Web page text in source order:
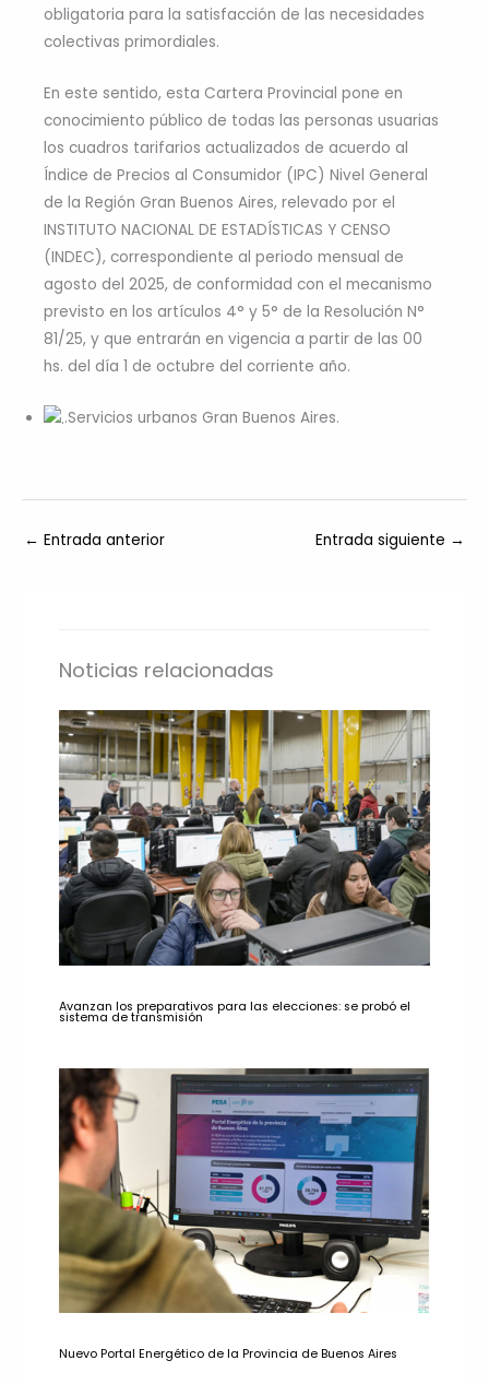
obligatoria para la satisfacción de las necesidades
colectivas primordiales.
En este sentido, esta Cartera Provincial pone en
conocimiento público de todas las personas usuarias
los cuadros tarifarios actualizados de acuerdo al
Índice de Precios al Consumidor (IPC) Nivel General
de la Región Gran Buenos Aires, relevado por el
INSTITUTO NACIONAL DE ESTADÍSTICAS Y CENSO
(INDEC), correspondiente al periodo mensual de
agosto del 2025, de conformidad con el mecanismo
previsto en los artículos 4° y 5° de la Resolución N°
81/25, y que entrarán en vigencia a partir de las 00
hs. del día 1 de octubre del corriente año.
.Servicios urbanos Gran Buenos Aires.
← Entrada anterior Entrada siguiente →
Noticias relacionadas
Avanzan los preparativos para las elecciones: se probó el
sistema de transmisión
Nuevo Portal Energético de la Provincia de Buenos Aires